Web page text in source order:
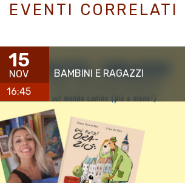
EVENTI CORRELATI
15
NOV
16:45
BAMBINI E RAGAZZI